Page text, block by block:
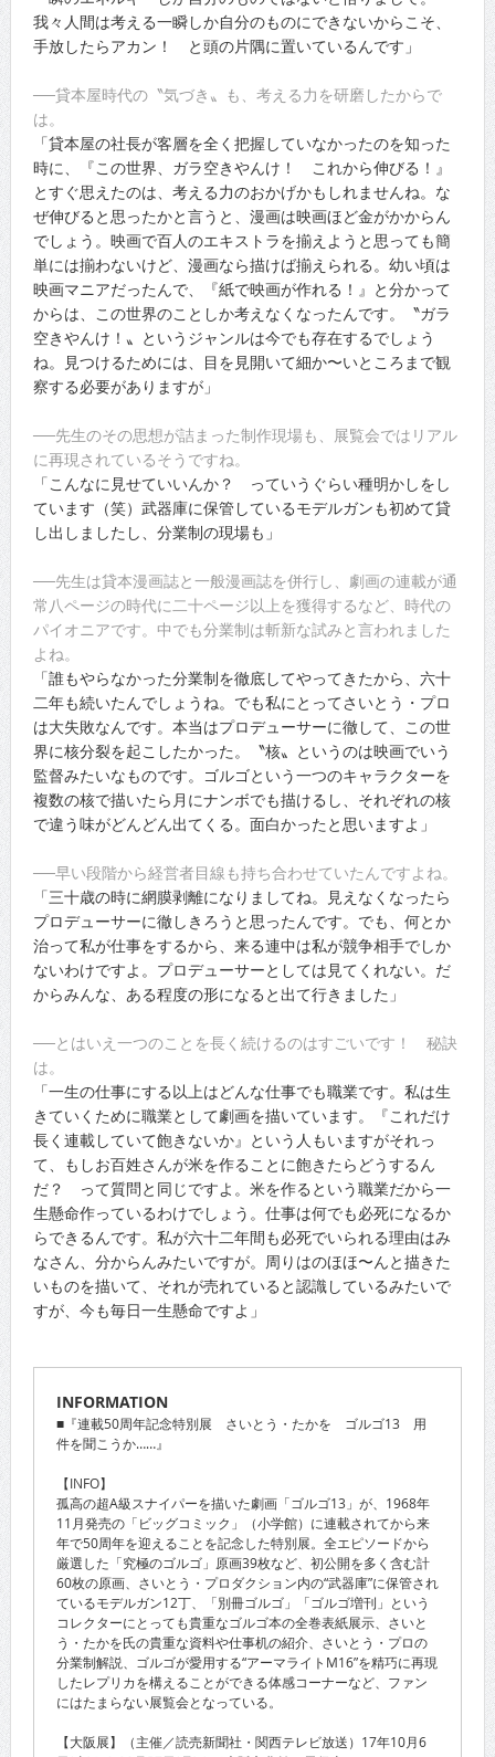
我々人間は考える一瞬しか自分のものにできないからこそ、
手放したらアカン！ と頭の片隅に置いているんです」
──貸本屋時代の〝気づき〟も、考える力を研磨したからで
は。
「貸本屋の社長が客層を全く把握していなかったのを知った
時に、『この世界、ガラ空きやんけ！ これから伸びる！』
とすぐ思えたのは、考える力のおかげかもしれませんね。な
ぜ伸びると思ったかと言うと、漫画は映画ほど金がかからん
でしょう。映画で百人のエキストラを揃えようと思っても簡
単には揃わないけど、漫画なら描けば揃えられる。幼い頃は
映画マニアだったんで、『紙で映画が作れる！』と分かって
からは、この世界のことしか考えなくなったんです。〝ガラ
空きやんけ！〟というジャンルは今でも存在するでしょう
ね。見つけるためには、目を見開いて細か〜いところまで観
察する必要がありますが」
──先生のその思想が詰まった制作現場も、展覧会ではリアル
に再現されているそうですね。
「こんなに見せていいんか？ っていうぐらい種明かしをし
ています（笑）武器庫に保管しているモデルガンも初めて貸
し出しましたし、分業制の現場も」
──先生は貸本漫画誌と一般漫画誌を併行し、劇画の連載が通
常八ページの時代に二十ページ以上を獲得するなど、時代の
パイオニアです。中でも分業制は斬新な試みと言われました
よね。
「誰もやらなかった分業制を徹底してやってきたから、六十
二年も続いたんでしょうね。でも私にとってさいとう・プロ
は大失敗なんです。本当はプロデューサーに徹して、この世
界に核分裂を起こしたかった。〝核〟というのは映画でいう
監督みたいなものです。ゴルゴという一つのキャラクターを
複数の核で描いたら月にナンボでも描けるし、それぞれの核
で違う味がどんどん出てくる。面白かったと思いますよ」
──早い段階から経営者目線も持ち合わせていたんですよね。
「三十歳の時に網膜剥離になりましてね。見えなくなったら
プロデューサーに徹しきろうと思ったんです。でも、何とか
治って私が仕事をするから、来る連中は私が競争相手でしか
ないわけですよ。プロデューサーとしては見てくれない。だ
からみんな、ある程度の形になると出て行きました」
──とはいえ一つのことを長く続けるのはすごいです！ 秘訣
は。
「一生の仕事にする以上はどんな仕事でも職業です。私は生
きていくために職業として劇画を描いています。『これだけ
長く連載していて飽きないか』という人もいますがそれっ
て、もしお百姓さんが米を作ることに飽きたらどうするん
だ？ って質問と同じですよ。米を作るという職業だから一
生懸命作っているわけでしょう。仕事は何でも必死になるか
らできるんです。私が六十二年間も必死でいられる理由はみ
なさん、分からんみたいですが。周りはのほほ〜んと描きた
いものを描いて、それが売れていると認識しているみたいで
すが、今も毎日一生懸命ですよ」
INFORMATION
■『連載50周年記念特別展 さいとう・たかを ゴルゴ13 用
件を聞こうか……』
【INFO】
孤高の超A級スナイパーを描いた劇画「ゴルゴ13」が、1968年
11月発売の「ビッグコミック」（小学館）に連載されてから来
年で50周年を迎えることを記念した特別展。全エピソードから
厳選した「究極のゴルゴ」原画39枚など、初公開を多く含む計
60枚の原画、さいとう・プロダクション内の“武器庫”に保管され
ているモデルガン12丁、「別冊ゴルゴ」「ゴルゴ増刊」という
コレクターにとっても貴重なゴルゴ本の全巻表紙展示、さいと
う・たかを氏の貴重な資料や仕事机の紹介、さいとう・プロの
分業制解説、ゴルゴが愛用する“アーマライトM16”を精巧に再現
したレプリカを構えることができる体感コーナーなど、ファン
にはたまらない展覧会となっている。
【大阪展】（主催／読売新聞社・関西テレビ放送）17年10月6